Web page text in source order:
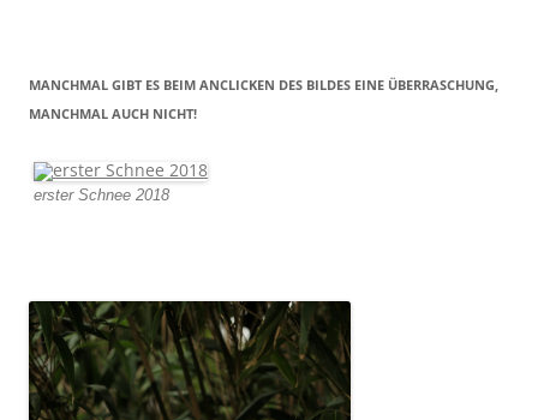
MANCHMAL GIBT ES BEIM ANCLICKEN DES BILDES EINE ÜBERRASCHUNG,
MANCHMAL AUCH NICHT!
erster Schnee 2018